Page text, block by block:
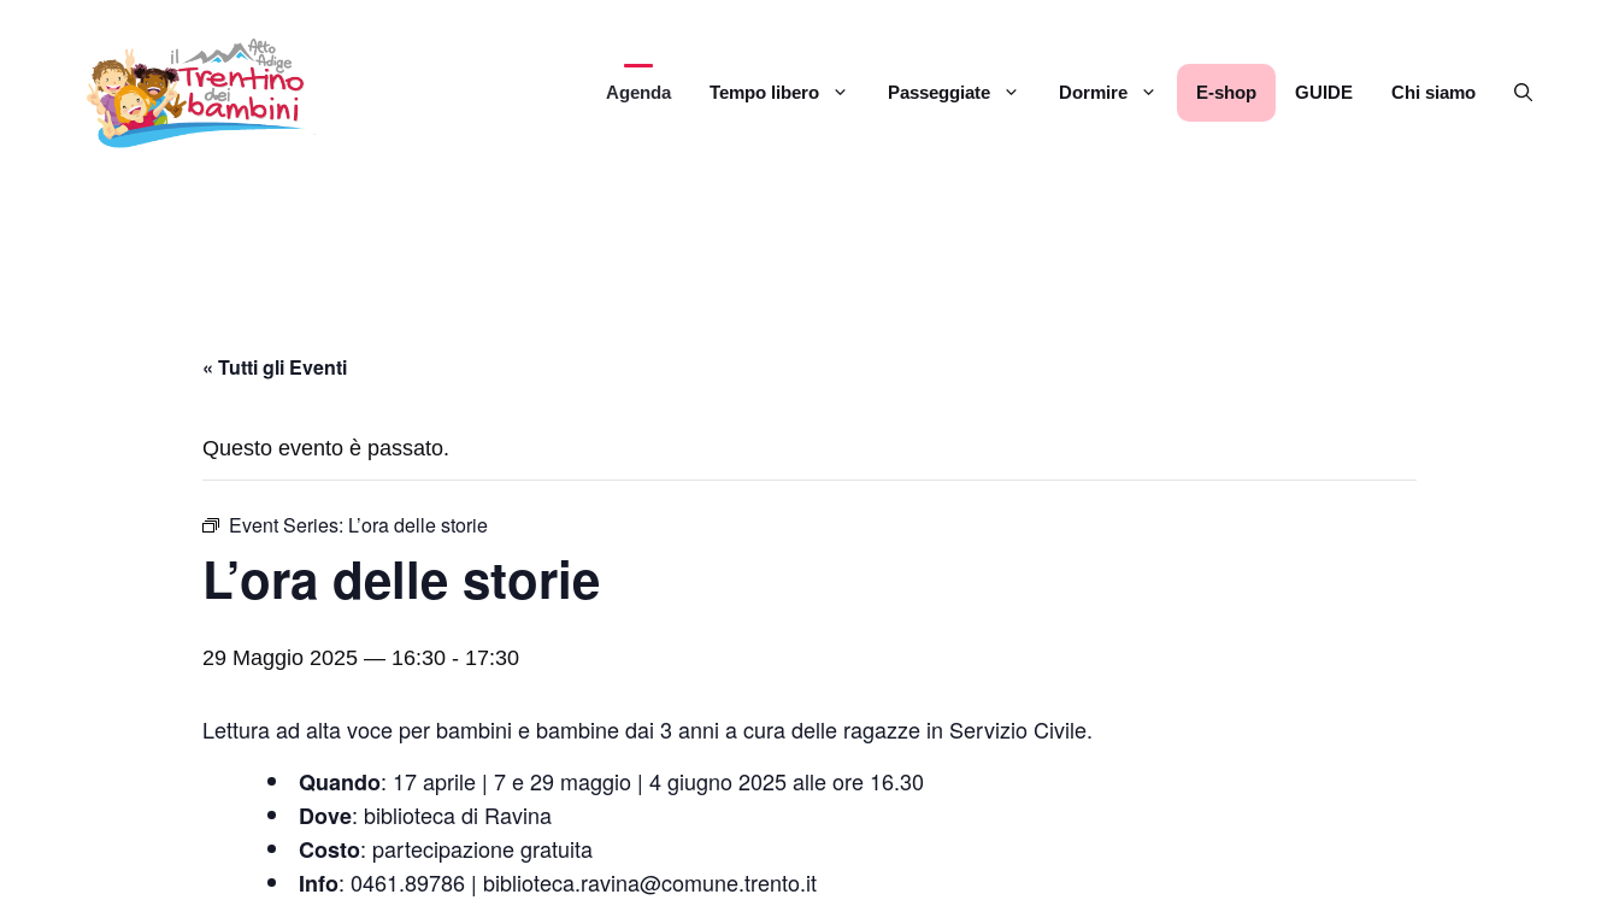
contenuto
Agenda Tempo libero Passeggiate Dormire E-shop GUIDE Chi siamo
« Tutti gli Eventi
Questo evento è passato.
Event Series: L’ora delle storie
L’ora delle storie
29 Maggio 2025 — 16:30 - 17:30
Lettura ad alta voce per bambini e bambine dai 3 anni a cura delle ragazze in Servizio Civile.
Quando: 17 aprile | 7 e 29 maggio | 4 giugno 2025 alle ore 16.30
Dove: biblioteca di Ravina
Costo: partecipazione gratuita
Info: 0461.89786 | biblioteca.ravina@comune.trento.it